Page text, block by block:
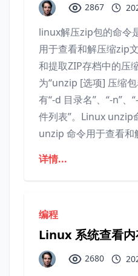
2867
linux解压zip包的命令
用于查看和解压缩zip
和提取ZIP存档中的压
为“unzip [选项] 压缩
有“-d 目录名”、“-n”、
件列表”。Linux unzip
unzip 命令用于查看和
详情...
编程
Linux 系统查看
2680